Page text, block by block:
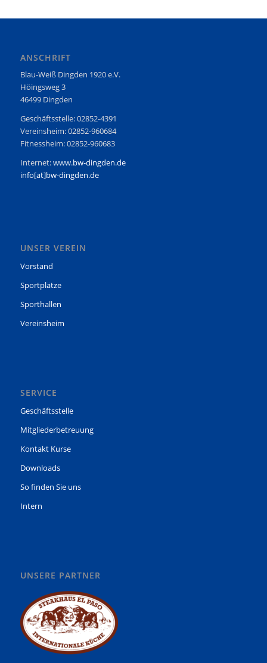
ANSCHRIFT
Blau-Weiß Dingden 1920 e.V.
Höingsweg 3
46499 Dingden
Geschäftsstelle: 02852-4391
Vereinsheim: 02852-960684
Fitnessheim: 02852-960683
Internet:www.bw-dingden.de
info[at]bw-dingden.de
UNSER VEREIN
Vorstand
Sportplätze
Sporthallen
Vereinsheim
SERVICE
Geschäftsstelle
Mitgliederbetreuung
Kontakt Kurse
Downloads
So finden Sie uns
Intern
UNSERE PARTNER